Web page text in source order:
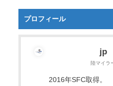
プロフィール
jp
陸マイラ
2016年SFC取得。